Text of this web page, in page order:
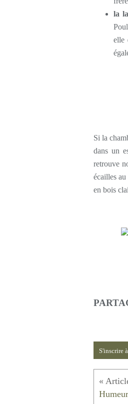
la
elle
Si la
dans un
retrouve
écailles
en bois
S'inscrire